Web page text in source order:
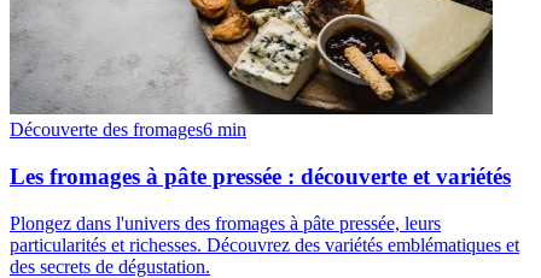
Découverte des fromages6 min
Les fromages à pâte pressée : découverte et variétés
Plongez dans l'univers des fromages à pâte pressée, leurs
particularités et richesses. Découvrez des variétés emblématiques et
des secrets de dégustation.